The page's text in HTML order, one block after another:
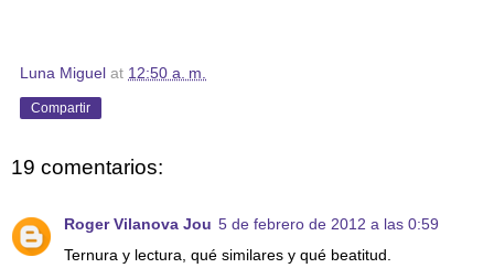
Luna Miguel at 12:50 a. m.
Compartir
19 comentarios:
Roger Vilanova Jou 5 de febrero de 2012 a las 0:59
Ternura y lectura, qué similares y qué beatitud.